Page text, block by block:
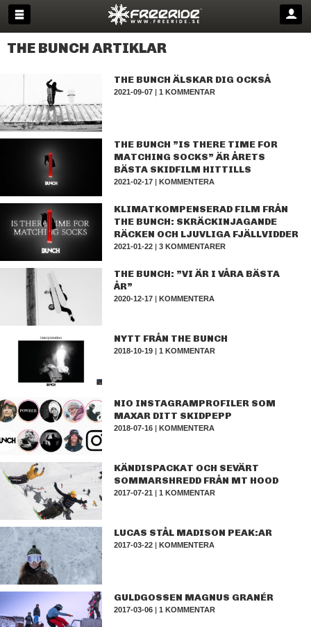
THE BUNCH ARTIKLAR
THE BUNCH ÄLSKAR DIG OCKSÅ
2021-09-07 |1 KOMMENTAR
THE BUNCH ”IS THERE TIME FOR
MATCHING SOCKS” ÄR ÅRETS
BÄSTA SKIDFILM HITTILLS
2021-02-17 |KOMMENTERA
KLIMATKOMPENSERAD FILM FRÅN
THE BUNCH: SKRÄCKINJAGANDE
RÄCKEN OCH LJUVLIGA FJÄLLVIDDER
2021-01-22 |3 KOMMENTARER
THE BUNCH: ”VI ÄR I VÅRA BÄSTA
ÅR”
2020-12-17 |KOMMENTERA
NYTT FRÅN THE BUNCH
2018-10-19 |1 KOMMENTAR
NIO INSTAGRAMPROFILER SOM
MAXAR DITT SKIDPEPP
2018-07-16 |KOMMENTERA
KÄNDISPACKAT OCH SEVÄRT
SOMMARSHREDD FRÅN MT HOOD
2017-07-21 |1 KOMMENTAR
LUCAS STÅL MADISON PEAK:AR
2017-03-22 |KOMMENTERA
GULDGOSSEN MAGNUS GRANÉR
2017-03-06 |1 KOMMENTAR